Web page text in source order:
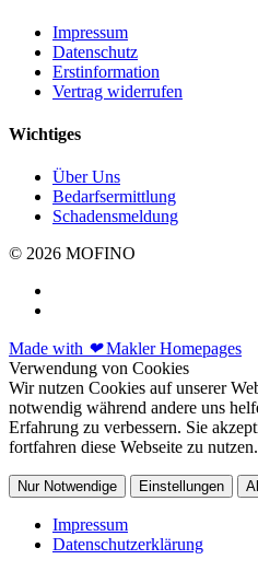
Impressum
Datenschutz
Erstinformation
Vertrag widerrufen
Wichtiges
Über Uns
Bedarfsermittlung
Schadensmeldung
© 2026 MOFINO
Made with ❤Makler Homepages
Verwendung von Cookies
Wir nutzen Cookies auf unserer
notwendig während andere uns
Erfahrung zu verbessern. Sie
fortfahren diese Webseite zu nutzen.
Nur Notwendige Einstellungen
Impressum
Datenschutzerklärung